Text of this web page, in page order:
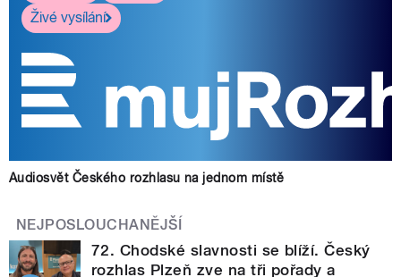
Živé vysílání
Audiosvět Českého rozhlasu na jednom místě
NEJPOSLOUCHANĚJŠÍ
72. Chodské slavnosti se blíží. Český
rozhlas Plzeň zve na tři pořady a